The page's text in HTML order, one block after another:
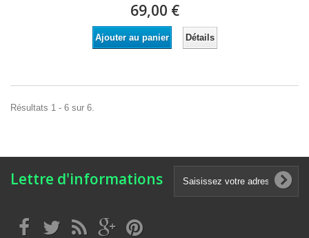
69,00 €
Ajouter au panier Détails
Résultats 1 - 6 sur 6.
Lettre d'informations